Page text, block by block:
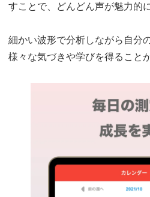
すことで、どんどん声が魅力的
細かい波形で分析しながら自分
様々な気づきや学びを得ること